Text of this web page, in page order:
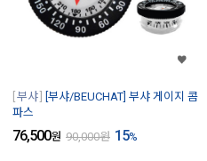
부샤
[부샤/BEUCHAT] 부샤 게이지 콤
파스
76,500원 90,000원 15%